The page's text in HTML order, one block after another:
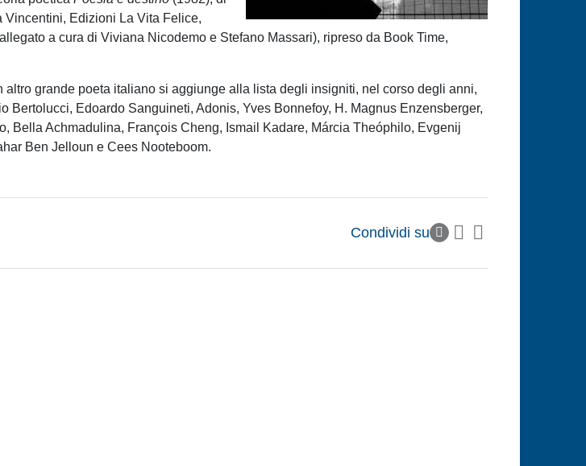
Vincentini, Edizioni La Vita Felice,
a cura di Viviana Nicodemo e Stefano Massari), ripreso da Book Time,
grande poeta italiano si aggiunge alla lista degli insigniti, nel corso degli anni,
Edoardo Sanguineti, Adonis, Yves Bonnefoy, H. Magnus Enzensberger,
Bella Achmadulina, François Cheng, Ismail Kadare, Márcia Theóphilo, Evgenij
Ben Jelloun e Cees Nooteboom.
Condividi su